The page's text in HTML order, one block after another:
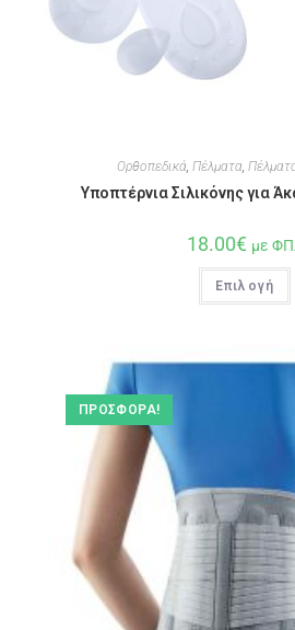
Ορθοπεδικά Πέλματα
Υποπτέρνια Σιλικόνης για
18.00€ με
Επιλογή
ΠΡΟΣΦΟΡΆ!